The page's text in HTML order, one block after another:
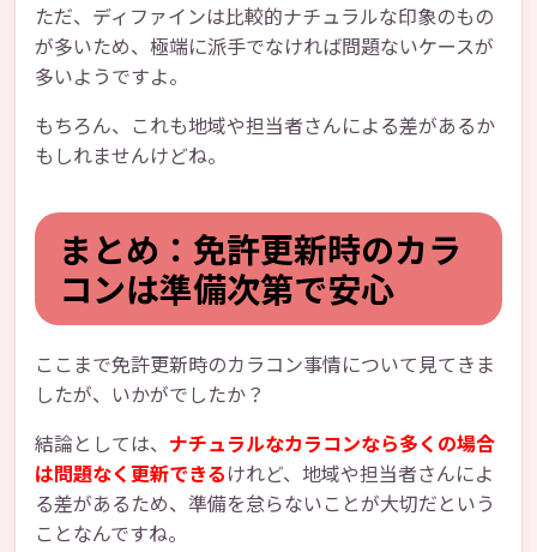
ただ、ディファインは比較的ナチュラルな印象のもの
が多いため、極端に派手でなければ問題ないケースが
多いようですよ。
もちろん、これも地域や担当者さんによる差があるか
もしれませんけどね。
まとめ：免許更新時のカラ
コンは準備次第で安心
ここまで免許更新時のカラコン事情について見てきま
したが、いかがでしたか？
結論としては、 ナチュラルなカラコンなら多くの場合
は問題なく更新できるけれど、地域や担当者さんによ
る差があるため、準備を怠らないことが大切だという
ことなんですね。